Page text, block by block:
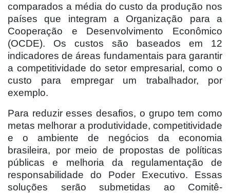
comparados a média do custo da produção nos
países que integram a Organização para a
Cooperação e Desenvolvimento Econômico
(OCDE). Os custos são baseados em 12
indicadores de áreas fundamentais para garantir
a competitividade do setor empresarial, como o
custo para empregar um trabalhador, por
exemplo.
Para reduzir esses desafios, o grupo tem como
metas melhorar a produtividade, competitividade
e o ambiente de negócios da economia
brasileira, por meio de propostas de políticas
públicas e melhoria da regulamentação de
responsabilidade do Poder Executivo. Essas
soluções serão submetidas ao Comitê-